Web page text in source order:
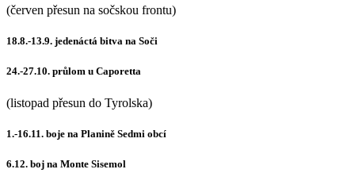
(červen přesun na sočskou frontu)
18.8.-13.9. jedenáctá bitva na Soči
24.-27.10. průlom u Caporetta
(listopad přesun do Tyrolska)
1.-16.11. boje na Planině Sedmi obcí
6.12. boj na Monte Sisemol